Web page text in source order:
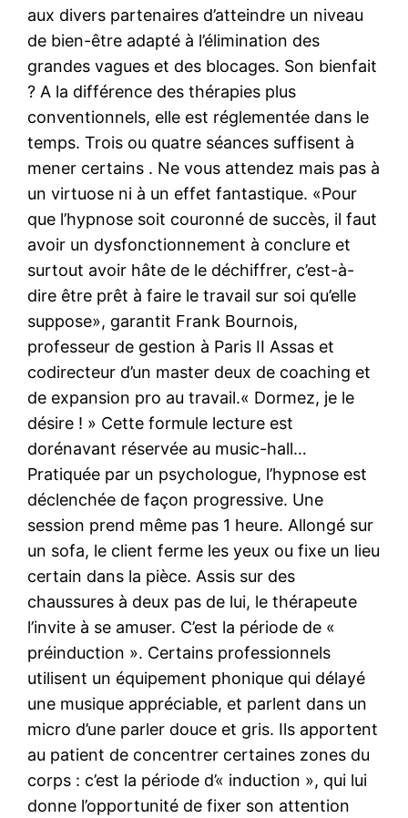
aux divers partenaires d’atteindre un niveau
de bien-être adapté à l’élimination des
grandes vagues et des blocages. Son bienfait
? A la différence des thérapies plus
conventionnels, elle est réglementée dans le
temps. Trois ou quatre séances suffisent à
mener certains . Ne vous attendez mais pas à
un virtuose ni à un effet fantastique. «Pour
que l’hypnose soit couronné de succès, il faut
avoir un dysfonctionnement à conclure et
surtout avoir hâte de le déchiffrer, c’est-à-
dire être prêt à faire le travail sur soi qu’elle
suppose», garantit Frank Bournois,
professeur de gestion à Paris II Assas et
codirecteur d’un master deux de coaching et
de expansion pro au travail.« Dormez, je le
désire ! » Cette formule lecture est
dorénavant réservée au music-hall…
Pratiquée par un psychologue, l’hypnose est
déclenchée de façon progressive. Une
session prend même pas 1 heure. Allongé sur
un sofa, le client ferme les yeux ou fixe un lieu
certain dans la pièce. Assis sur des
chaussures à deux pas de lui, le thérapeute
l’invite à se amuser. C’est la période de «
préinduction ». Certains professionnels
utilisent un équipement phonique qui délayé
une musique appréciable, et parlent dans un
micro d’une parler douce et gris. Ils apportent
au patient de concentrer certaines zones du
corps : c’est la période d’« induction », qui lui
donne l’opportunité de fixer son attention